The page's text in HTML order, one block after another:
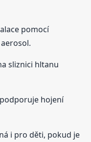
pomocí
sliznici hltanu
hojení
i pro děti, pokud je